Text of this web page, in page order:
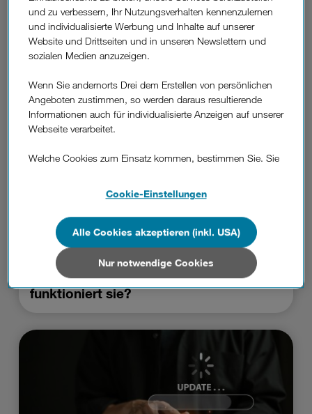
Face ID funktioniert nicht? Schnelle
Hilfe.
DREI BLOG
Gesichtserkennung am Handy: Wie
funktioniert sie?
und zu verbessern, Ihr Nutzungsverhalten kennenzulernen
und individualisierte Werbung und Inhalte auf unserer
Website und Drittseiten und in unseren Newslettern und
sozialen Medien anzuzeigen.
Wenn Sie andernorts Drei dem Erstellen von persönlichen
Angeboten zustimmen, so werden daraus resultierende
Informationen auch für individualisierte Anzeigen auf unserer
Webseite verarbeitet.
Welche Cookies zum Einsatz kommen, bestimmen Sie. Sie
Details und alle Optionen finden Sie unter „Cookie-
Wenn Sie allen Cookies zustimmen, werden auch Cookies
von Drittanbietern verarbeitet, die Ihre Daten in Ländern
außerhalb der europäischen Union (z.B. in den USA)
verarbeiten. Sie unterliegen keinem EU-konformen
Datenschutzniveau und es stehen keine wirksamen
Cookies von Unternehmen in Drittstaaten, die ein ähnliches
(z.B. Data Privacy Framework), werden wie europäische
Wenn Sie „Nur notwendige Cookies“ wählen, dann sind für
Cookie-Einstellungen
Nur notwendige Cookies
Alle Cookies akzeptieren (inkl. USA)